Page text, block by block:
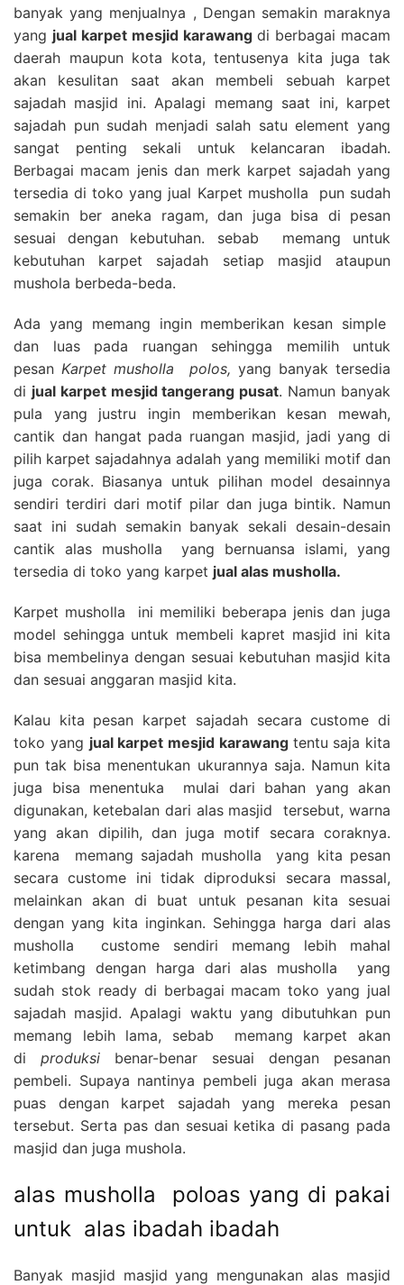
banyak yang menjualnya , Dengan semakin maraknya
yang jual karpet mesjid karawang di berbagai macam
daerah maupun kota kota, tentusenya kita juga tak
akan kesulitan saat akan membeli sebuah karpet
sajadah masjid ini. Apalagi memang saat ini, karpet
sajadah pun sudah menjadi salah satu element yang
sangat penting sekali untuk kelancaran ibadah.
Berbagai macam jenis dan merk karpet sajadah yang
tersedia di toko yang jual Karpet musholla pun sudah
semakin ber aneka ragam, dan juga bisa di pesan
sesuai dengan kebutuhan. sebab memang untuk
kebutuhan karpet sajadah setiap masjid ataupun
mushola berbeda-beda.
Ada yang memang ingin memberikan kesan simple
dan luas pada ruangan sehingga memilih untuk
pesan Karpet musholla polos, yang banyak tersedia
di jual karpet mesjid tangerang pusat. Namun banyak
pula yang justru ingin memberikan kesan mewah,
cantik dan hangat pada ruangan masjid, jadi yang di
pilih karpet sajadahnya adalah yang memiliki motif dan
juga corak. Biasanya untuk pilihan model desainnya
sendiri terdiri dari motif pilar dan juga bintik. Namun
saat ini sudah semakin banyak sekali desain-desain
cantik alas musholla yang bernuansa islami, yang
tersedia di toko yang karpet jual alas musholla.
Karpet musholla ini memiliki beberapa jenis dan juga
model sehingga untuk membeli kapret masjid ini kita
bisa membelinya dengan sesuai kebutuhan masjid kita
dan sesuai anggaran masjid kita.
Kalau kita pesan karpet sajadah secara custome di
toko yang jual karpet mesjid karawang tentu saja kita
pun tak bisa menentukan ukurannya saja. Namun kita
juga bisa menentuka mulai dari bahan yang akan
digunakan, ketebalan dari alas masjid tersebut, warna
yang akan dipilih, dan juga motif secara coraknya.
karena memang sajadah musholla yang kita pesan
secara custome ini tidak diproduksi secara massal,
melainkan akan di buat untuk pesanan kita sesuai
dengan yang kita inginkan. Sehingga harga dari alas
musholla custome sendiri memang lebih mahal
ketimbang dengan harga dari alas musholla yang
sudah stok ready di berbagai macam toko yang jual
sajadah masjid. Apalagi waktu yang dibutuhkan pun
memang lebih lama, sebab memang karpet akan
di produksi benar-benar sesuai dengan pesanan
pembeli. Supaya nantinya pembeli juga akan merasa
puas dengan karpet sajadah yang mereka pesan
tersebut. Serta pas dan sesuai ketika di pasang pada
masjid dan juga mushola.
alas musholla poloas yang di pakai
untuk alas ibadah ibadah
Banyak masjid masjid yang mengunakan alas masjid